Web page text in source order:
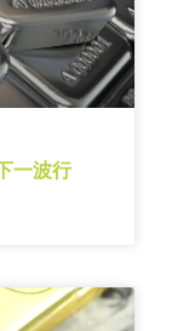
一波行